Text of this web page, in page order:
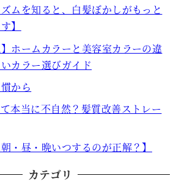
ズムを知ると、白髪ぼかしがもっと
】
】ホームカラーと美容室カラーの違
カラー選びガイド
から
て本当に不自然？髪質改善ストレー
・昼・晩いつするのが正解？】
カテゴリ